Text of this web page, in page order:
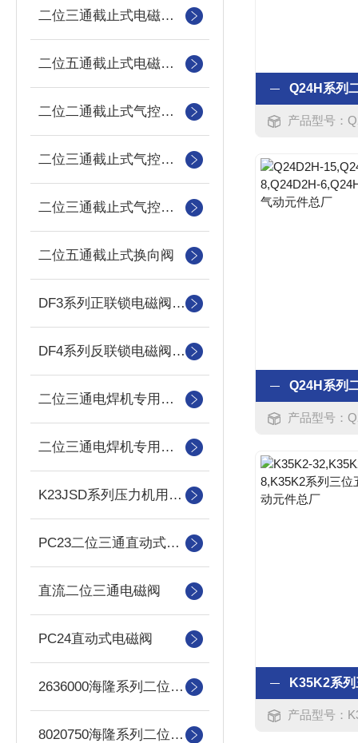
二位三通截止式电磁换向阀
二位五通截止式电磁换向阀
二位二通截止式气控换向阀
二位三通截止式气控换向阀
二位三通截止式气控换向阀(常开)
二位五通截止式换向阀
DF3系列正联锁电磁阀（压力机用）
DF4系列反联锁电磁阀(压力机用)
二位三通电焊机专用电磁阀
二位三通电焊机专用电磁阀(常开)
K23JSD系列压力机用双联阀
PC23二位三通直动式电磁阀
直流二位三通电磁阀
PC24直动式电磁阀
2636000海隆系列二位五通电磁阀
8020750海隆系列二位三通电磁阀
产品型号：Q24D2H-
产品型号：
产品型号：